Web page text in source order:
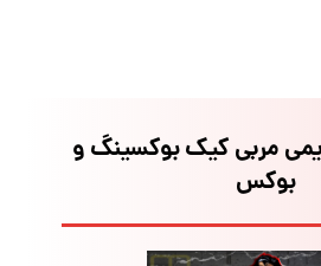
مربی کیک بوکسینگ و
بوکس